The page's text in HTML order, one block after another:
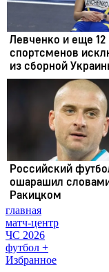
главная
матч-центр
ЧС 2026
футбол +
Избранное